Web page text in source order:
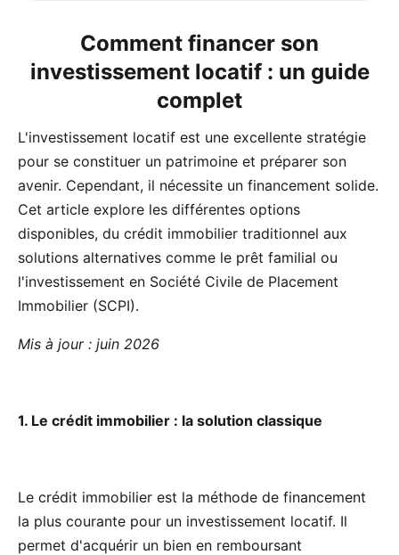
Comment financer son
investissement locatif : un guide
complet
L'investissement locatif est une excellente stratégie
pour se constituer un patrimoine et préparer son
avenir. Cependant, il nécessite un financement solide.
Cet article explore les différentes options
disponibles, du crédit immobilier traditionnel aux
solutions alternatives comme le prêt familial ou
l'investissement en Société Civile de Placement
Immobilier (SCPI).
Mis à jour : juin 2026
1. Le crédit immobilier : la solution classique
Le crédit immobilier est la méthode de financement
la plus courante pour un investissement locatif. Il
permet d'acquérir un bien en remboursant